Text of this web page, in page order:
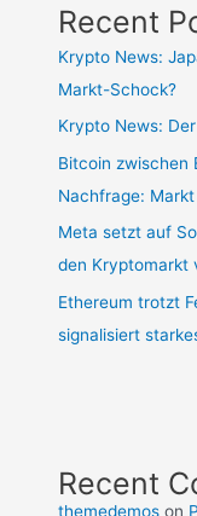
Recent
Krypto News:
Markt-Schock?
Krypto News:
Bitcoin zwischen
Nachfrage:
Meta setzt auf
den Kryptomarkt
Ethereum trotzt
signalisiert
Recent
themedemos on